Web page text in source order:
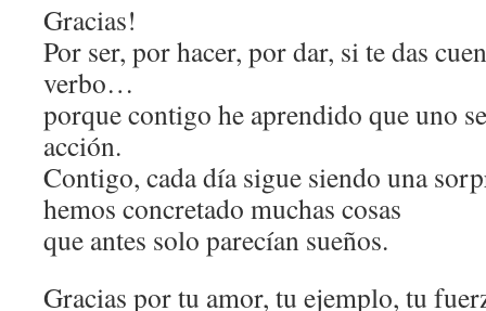
Gracias!
Por ser, por hacer, por dar, si te das
verbo…
porque contigo he aprendido que uno
acción.
Contigo, cada día sigue siendo una
hemos concretado muchas cosas
que antes solo parecían sueños.
Gracias por tu amor, tu ejemplo, tu